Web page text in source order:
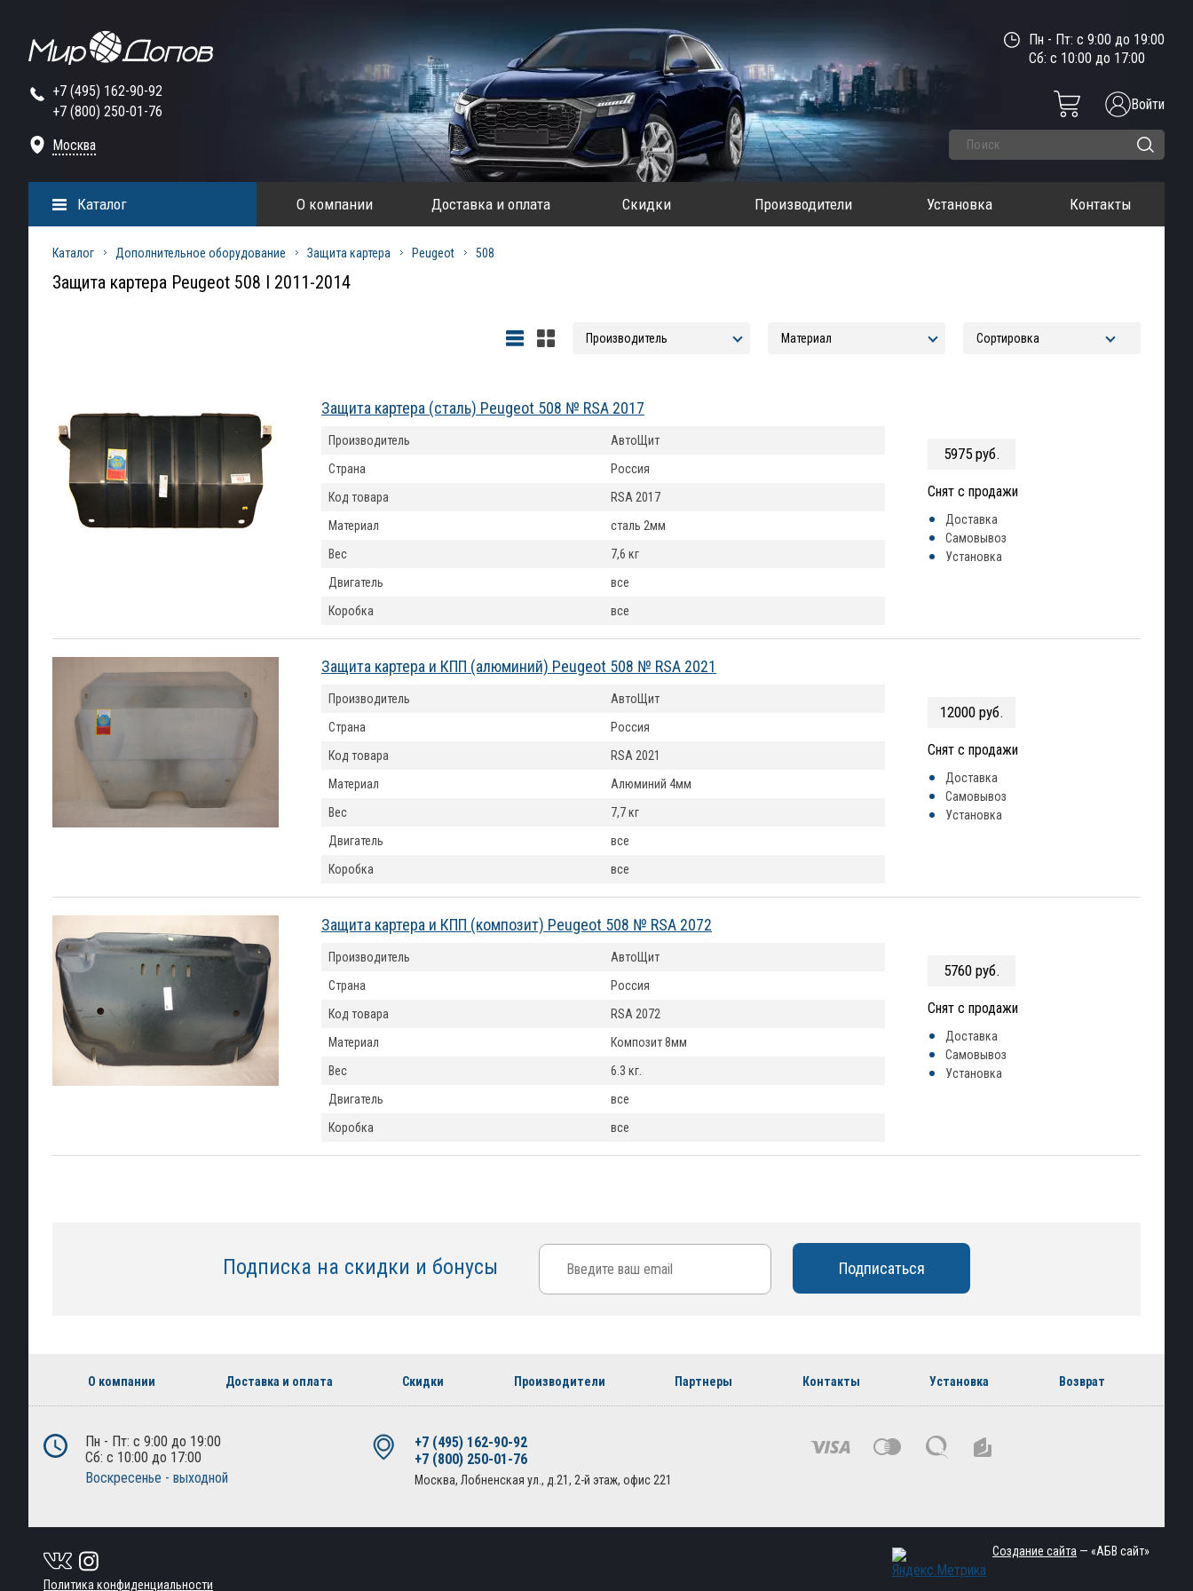
+7 (495) 162-90-92
+7 (800) 250-01-76
Москва
Пн - Пт: с 9:00 до 19:00
Сб: с 10:00 до 17:00
Войти
О компании Доставка и оплата Скидки Производители Установка Контакты
Каталог
Каталог Дополнительное оборудование Защита картера Peugeot 508
Защита картера Peugeot 508 I 2011-2014
Защита картера (сталь) Peugeot 508 № RSA 2017
5975 руб.
Снят с продажи
Доставка
Самовывоз
Установка
Производитель
АвтоЩит
Страна
Россия
Код товара
RSA 2017
Материал
сталь 2мм
Вес
7,6 кг
Двигатель
все
Коробка
все
Защита картера и КПП (алюминий) Peugeot 508 № RSA 2021
12000 руб.
Снят с продажи
Доставка
Самовывоз
Установка
Производитель
АвтоЩит
Страна
Россия
Код товара
RSA 2021
Материал
Алюминий 4мм
Вес
7,7 кг
Двигатель
все
Коробка
все
Защита картера и КПП (композит) Peugeot 508 № RSA 2072
5760 руб.
Снят с продажи
Доставка
Самовывоз
Установка
Производитель
АвтоЩит
Страна
Россия
Код товара
RSA 2072
Материал
Композит 8мм
Вес
6.3 кг.
Двигатель
все
Коробка
все
Подписка на скидки и бонусы
О компании Доставка и оплата Скидки Производители Партнеры Контакты Установка Возврат
Пн - Пт: с 9:00 до 19:00
Сб: с 10:00 до 17:00
Воскресенье - выходной
+7 (495) 162-90-92
+7 (800) 250-01-76
Москва, Лобненская ул., д.21, 2-й этаж, офис 221
Политика конфиденциальности
Создание сайта — «АБВ сайт»